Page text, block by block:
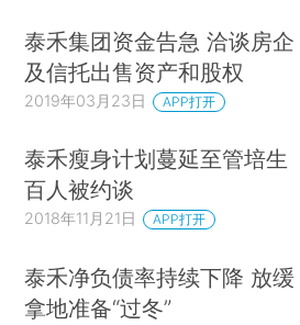
泰禾集团资金告急 洽谈房企
及信托出售资产和股权
2019年03月23日 APP打开
泰禾瘦身计划蔓延至管培生
百人被约谈
2018年11月21日 APP打开
泰禾净负债率持续下降 放缓
拿地准备“过冬”